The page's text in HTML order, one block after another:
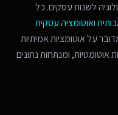
לשנות עסקים. כל
ואוטומציה עסקית
על אוטומציות אמיתיות
ומנתחות נתונים